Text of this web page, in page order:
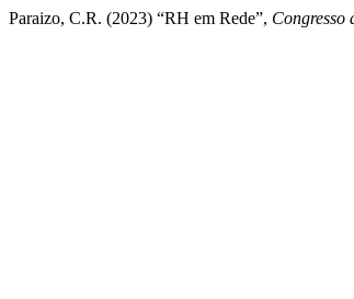
Paraizo, C.R. (2023) “RH em Rede”, Congresso